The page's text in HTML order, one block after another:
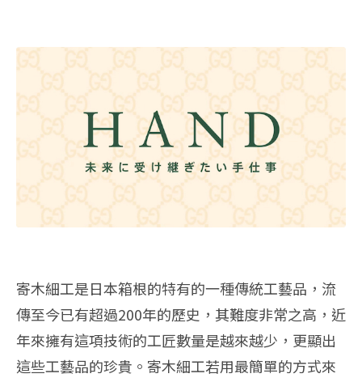
寄木細工是日本箱根的特有的一種傳統工藝品，流
傳至今已有超過200年的歷史，其難度非常之高，近
年來擁有這項技術的工匠數量是越來越少，更顯出
這些工藝品的珍貴。寄木細工若用最簡單的方式來